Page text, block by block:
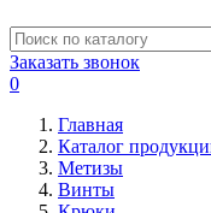
Заказать звонок
0
Главная
Каталог
Метизы
Винты